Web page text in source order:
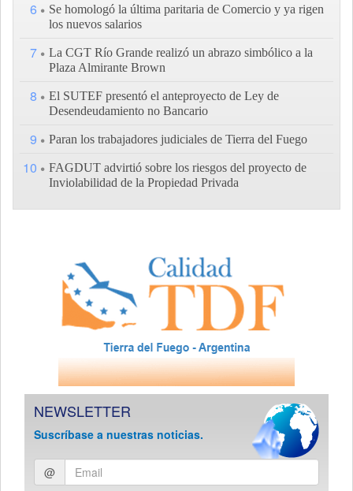
6
Se homologó la última paritaria de Comercio y ya rigen
los nuevos salarios
7
La CGT Río Grande realizó un abrazo simbólico a la
Plaza Almirante Brown
8
El SUTEF presentó el anteproyecto de Ley de
Desendeudamiento no Bancario
9 Paran los trabajadores judiciales de Tierra del Fuego
10
FAGDUT advirtió sobre los riesgos del proyecto de
Inviolabilidad de la Propiedad Privada
NEWSLETTER
Suscríbase a nuestras noticias.
Ingresar
email
@